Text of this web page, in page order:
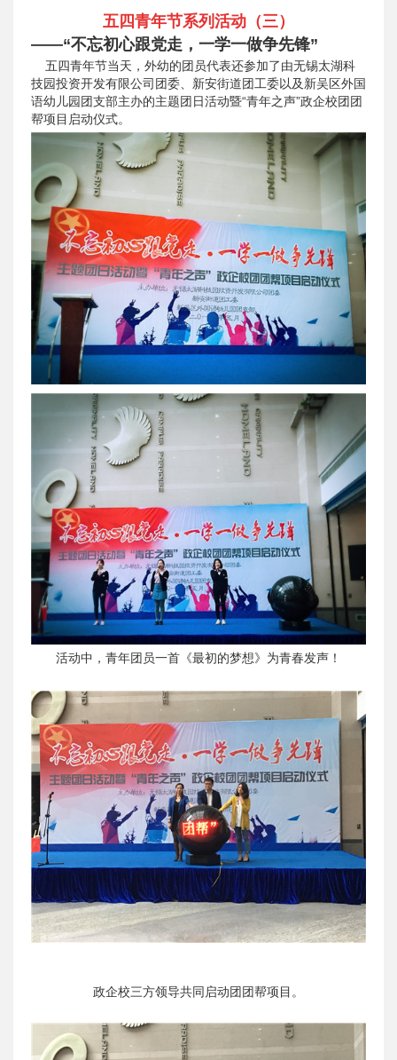
五四青年节系列活动（三）
——“不忘初心跟党走，一学一做争先锋”
五四青年节当天，外幼的团员代表还参加了由无锡太湖科
技园投资开发有限公司团委、新安街道团工委以及新吴区外国
语幼儿园团支部主办的主题团日活动暨“青年之声”政企校团团
帮项目启动仪式。
活动中，青年团员一首《最初的梦想》为青春发声！
政企校三方领导共同启动团团帮项目。